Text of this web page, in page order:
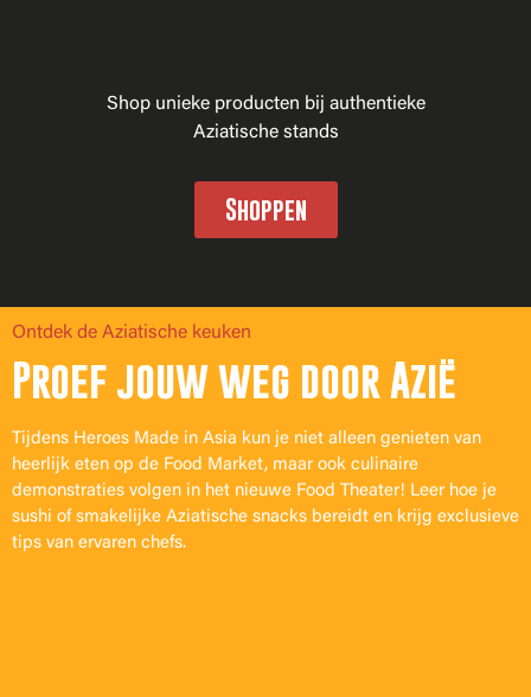
Shop unieke producten bij authentieke
Aziatische stands
Shoppen
Ontdek de Aziatische keuken
Proef jouw weg door Azië
Tijdens Heroes Made in Asia kun je niet alleen genieten van
heerlijk eten op de Food Market, maar ook culinaire
demonstraties volgen in het nieuwe Food Theater! Leer hoe je
sushi of smakelijke Aziatische snacks bereidt en krijg exclusieve
tips van ervaren chefs.